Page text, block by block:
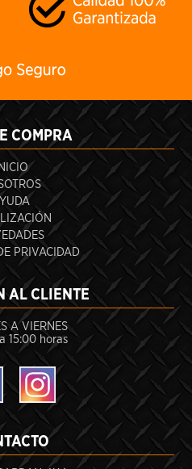
COMPRA
PRIVACIDAD
AL CLIENTE
A VIERNES
15:00 horas